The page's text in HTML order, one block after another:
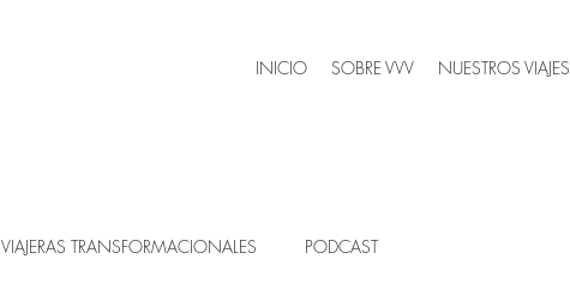
INICIO SOBRE VVV NUESTROS VIAJES
VIAJERAS TRANSFORMACIONALES PODCAST